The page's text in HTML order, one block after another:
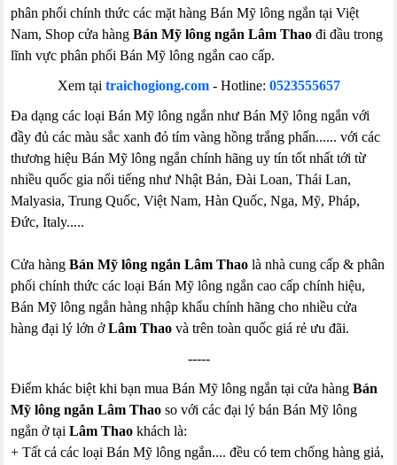
phân phối chính thức các mặt hàng Bán Mỹ lông ngắn tại Việt
Nam, Shop cửa hàngBán Mỹ lông ngắn Lâm Thao đi đầu trong
lĩnh vực phân phối Bán Mỹ lông ngắn cao cấp.
Xem tại traichogiong.com- Hotline: 0523555657
Đa dạng các loại Bán Mỹ lông ngắn như Bán Mỹ lông ngắn với
đầy đủ các màu sắc xanh đỏ tím vàng hồng trắng phấn...... với các
thương hiệu Bán Mỹ lông ngắn chính hãng uy tín tốt nhất tới từ
nhiều quốc gia nổi tiếng như Nhật Bản, Đài Loan, Thái Lan,
Malyasia, Trung Quốc, Việt Nam, Hàn Quốc, Nga, Mỹ, Pháp,
Đức, Italy.....
Cửa hàngBán Mỹ lông ngắn Lâm Thao là nhà cung cấp & phân
phối chính thức các loại Bán Mỹ lông ngắn cao cấp chính hiệu,
Bán Mỹ lông ngắn hàng nhập khẩu chính hãng cho nhiều cửa
hàng đại lý lớn ởLâm Thao và trên toàn quốc giá rẻ ưu đãi.
-----
Điểm khác biệt khi bạn mua Bán Mỹ lông ngắn tại cửa hàngBán
Mỹ lông ngắn Lâm Thao so với các đại lý bán Bán Mỹ lông
ngắn ở tạiLâm Thao khách là:
+ Tất cả các loại Bán Mỹ lông ngắn.... đều có tem chống hàng giả,